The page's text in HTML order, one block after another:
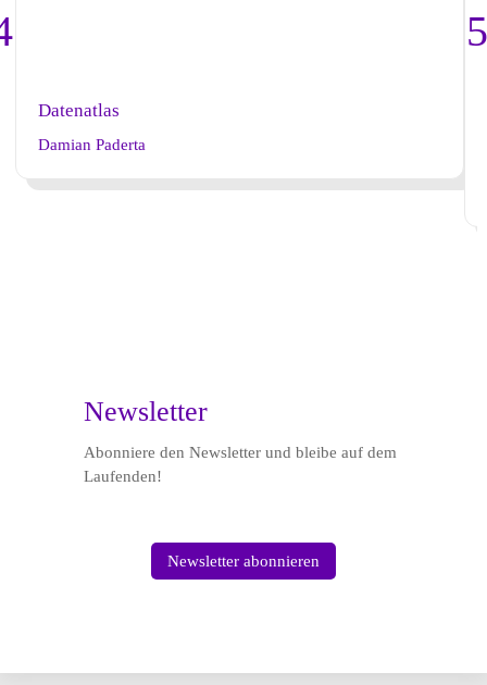
Datenatlas
Damian Paderta
Newsletter
Abonniere den Newsletter und bleibe auf dem
Laufenden!
Newsletter abonnieren